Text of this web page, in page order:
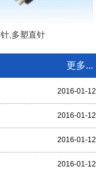
,多塑直针
更多...
2016-01-12
2016-01-12
2016-01-12
2016-01-12